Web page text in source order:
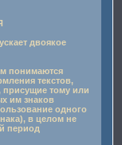
двоякое
понимаются
текстов,
присущие тому или
им знаков
одного
в целом не
период